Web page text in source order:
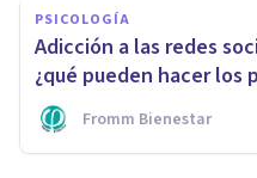
PSICOLOGÍA
Adicción a las redes
¿qué pueden hacer los
Fromm Bienestar